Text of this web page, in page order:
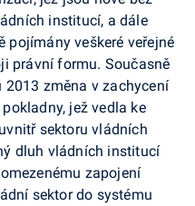
institucí, a dále
pojímány veškeré veřejné
právní formu. Současně
změna v zachycení
jež vedla ke
sektoru vládních
dluh vládních institucí
zapojení
sektor do systému